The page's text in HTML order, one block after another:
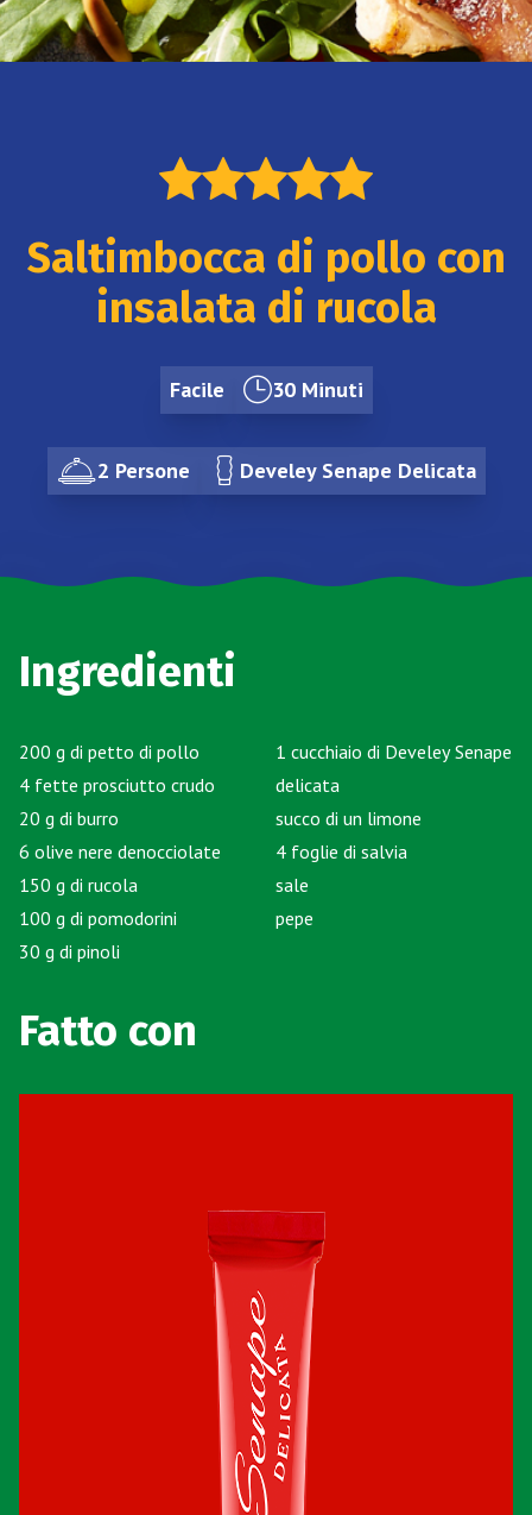
Saltimbocca di pollo con
insalata di rucola
Facile 30 Minuti
2 Persone Develey Senape Delicata
Ingredienti
200 g di petto di pollo
4 fette prosciutto crudo
20 g di burro
6 olive nere denocciolate
150 g di rucola
100 g di pomodorini
30 g di pinoli
1 cucchiaio di Develey Senape
delicata
succo di un limone
4 foglie di salvia
sale
pepe
Fatto con